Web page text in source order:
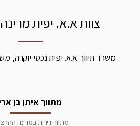
צוות א.א. יפית מרינה
משרד תיווך א.א. יפית נכסי יוקרה,
מתווך איתן בן ארי
מתווך דירות במרינה ההרצליה